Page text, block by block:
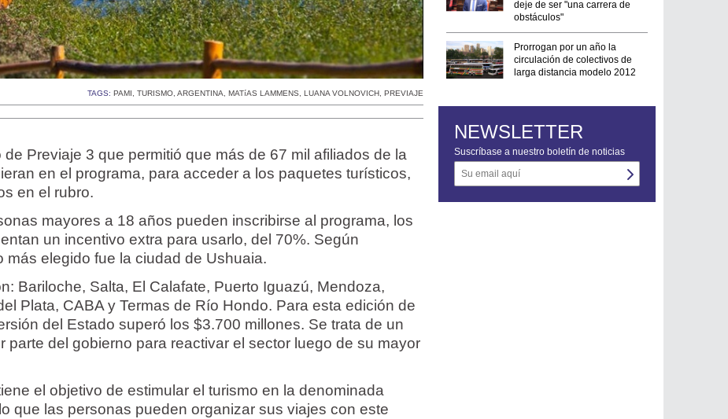
TAGS:PAMI ,TURISMO ,ARGENTINA ,MATíAS LAMMENS ,LUANA VOLNOVICH ,PREVIAJE
de Previaje 3 que permitió que más de 67 mil afiliados de la
en el programa, para acceder a los paquetes turísticos,
en el rubro.
mayores a 18 años pueden inscribirse al programa, los
un incentivo extra para usarlo, del 70%. Según
más elegido fue la ciudad de Ushuaia.
Bariloche, Salta, El Calafate, Puerto Iguazú, Mendoza,
Plata, CABA y Termas de Río Hondo. Para esta edición de
del Estado superó los $3.700 millones. Se trata de un
parte del gobierno para reactivar el sector luego de su mayor
el objetivo de estimular el turismo en la denominada
que las personas pueden organizar sus viajes con este
deje de ser "una carrera de
obstáculos"
Prorrogan por un año la
circulación de colectivos de
larga distancia modelo 2012
NEWSLETTER
Suscríbase a nuestro boletín de noticias